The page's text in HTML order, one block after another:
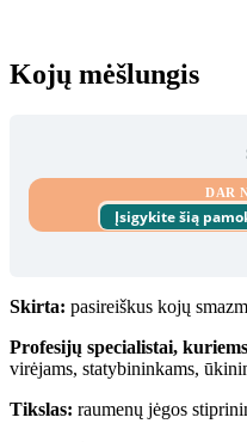
Kojų mėšlungis
DAR
Įsigykite šią
Skirta: pasireiškus kojų
Profesijų specialistai,
virėjams, statybininkams,
Tikslas: raumenų jėgos